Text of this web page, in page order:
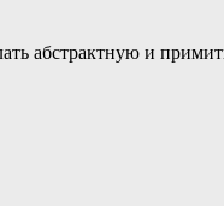
абстрактную и